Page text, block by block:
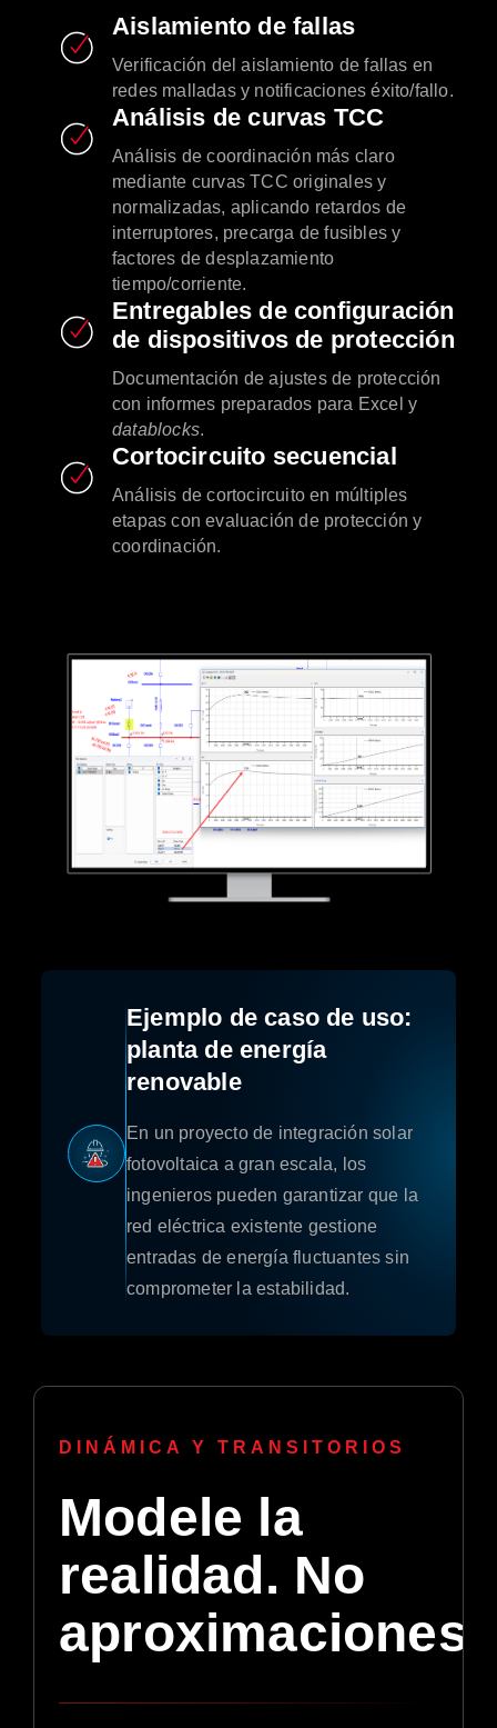
Aislamiento de fallas
Verificación del aislamiento de fallas en
redes malladas y notificaciones éxito/fallo.
Análisis de curvas TCC
Análisis de coordinación más claro
mediante curvas TCC originales y
normalizadas, aplicando retardos de
interruptores, precarga de fusibles y
factores de desplazamiento
tiempo/corriente.
Entregables de configuración
de dispositivos de protección
Documentación de ajustes de protección
con informes preparados para Excel y
datablocks.
Cortocircuito secuencial
Análisis de cortocircuito en múltiples
etapas con evaluación de protección y
coordinación.
Ejemplo de caso de uso:
planta de energía
renovable
En un proyecto de integración solar
fotovoltaica a gran escala, los
ingenieros pueden garantizar que la
red eléctrica existente gestione
entradas de energía fluctuantes sin
comprometer la estabilidad.
DINÁMICA Y TRANSITORIOS
Modele la
realidad. No
aproximaciones.